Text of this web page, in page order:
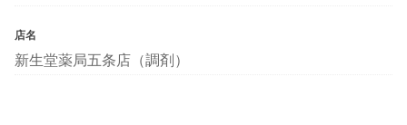
店名
新生堂薬局五条店（調剤）